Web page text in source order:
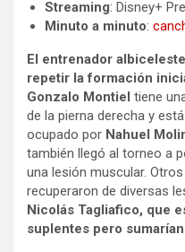
Streaming: Disney+
Minuto a minuto:
El entrenador
repetir la formación
Gonzalo Montiel tiene
de la pierna derecha y
ocupado por Nahuel
también llegó al torneo a
una lesión muscular.
recuperaron de diversas
Nicolás Tagliafico, que
suplentes pero